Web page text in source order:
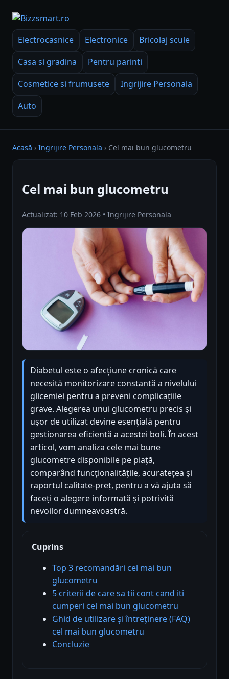
Electrocasnice Electronice
Bricolaj scule
Casa si gradina
Pentru parinti
Cosmetice si frumusete
Ingrijire Personala
Auto
Acasă › Ingrijire Personala › Cel mai bun glucometru
Cel mai bun glucometru
Actualizat: 10 Feb 2026 • Ingrijire Personala
Diabetul este o afecțiune cronică care
necesită monitorizare constantă a nivelului
glicemiei pentru a preveni complicațiile
grave. Alegerea unui glucometru precis și
ușor de utilizat devine esențială pentru
gestionarea eficientă a acestei boli. În acest
articol, vom analiza cele mai bune
glucometre disponibile pe piață,
comparând funcționalitățile, acuratețea și
raportul calitate-preț, pentru a vă ajuta să
faceți o alegere informată și potrivită
nevoilor dumneavoastră.
Cuprins
Top 3 recomandări cel mai bun
glucometru
5 criterii de care sa tii cont cand iti
cumperi cel mai bun glucometru
Ghid de utilizare și întreținere (FAQ)
cel mai bun glucometru
Concluzie